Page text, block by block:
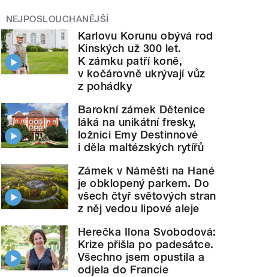
NEJPOSLOUCHANĚJŠÍ
Karlovu Korunu obývá rod
Kinských už 300 let.
K zámku patří koně,
v kočárovně ukrývají vůz
z pohádky
Barokní zámek Dětenice
láká na unikátní fresky,
ložnici Emy Destinnové
i děla maltézských rytířů
Zámek v Náměšti na Hané
je obklopený parkem. Do
všech čtyř světových stran
z něj vedou lipové aleje
Herečka Ilona Svobodová:
Krize přišla po padesátce.
Všechno jsem opustila a
odjela do Francie